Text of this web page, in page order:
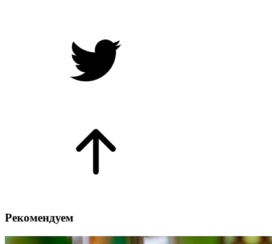
Рекомендуем